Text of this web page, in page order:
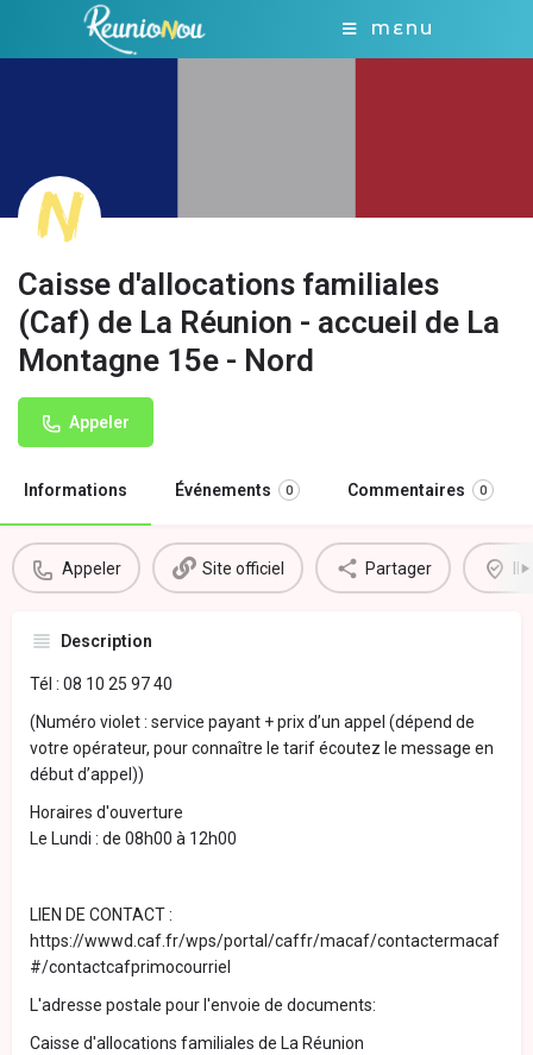
MENU
Caisse d'allocations familiales
(Caf) de La Réunion - accueil de La
Montagne 15e - Nord
Appeler
Informations Événements 0 Commentaires 0
Appeler Site officiel Partager Il
Description
Tél : 08 10 25 97 40
(Numéro violet : service payant + prix d’un appel (dépend de
votre opérateur, pour connaître le tarif écoutez le message en
début d’appel))
Horaires d'ouverture
Le Lundi : de 08h00 à 12h00
LIEN DE CONTACT :
https://wwwd.caf.fr/wps/portal/caffr/macaf/contactermacaf
#/contactcafprimocourriel
L'adresse postale pour l'envoie de documents:
Caisse d'allocations familiales de La Réunion